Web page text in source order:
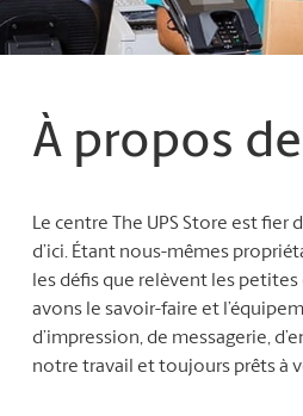
À propos
Le centre The UPS Store est fier
d’ici. Étant nous-mêmes
les défis que relèvent les
avons le savoir-faire et
d’impression, de messagerie,
notre travail et toujours prêts à